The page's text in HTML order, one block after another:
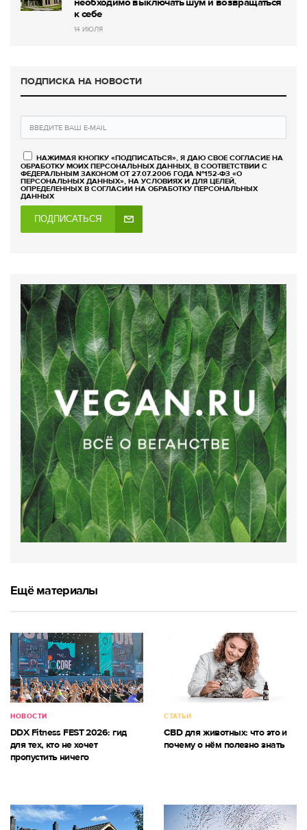
к себе
14 ИЮЛЯ
ПОДПИСКА НА НОВОСТИ
НАЖИМАЯ КНОПКУ «ПОДПИСАТЬСЯ», Я ДАЮ СВОЕ СОГЛАСИЕ НА
ОБРАБОТКУ МОИХ ПЕРСОНАЛЬНЫХ ДАННЫХ, В СООТВЕТСТВИИ С
ФЕДЕРАЛЬНЫМ ЗАКОНОМ ОТ 27.07.2006 ГОДА №152-ФЗ «О
ПЕРСОНАЛЬНЫХ ДАННЫХ», НА УСЛОВИЯХ И ДЛЯ ЦЕЛЕЙ,
ОПРЕДЕЛЕННЫХ В СОГЛАСИИ НА ОБРАБОТКУ ПЕРСОНАЛЬНЫХ
ДАННЫХ
ПОДПИСАТЬСЯ
Ещё материалы
НОВОСТИ
DDX Fitness FEST 2026: гид
для тех, кто не хочет
пропустить ничего
СТАТЬИ
CBD для животных: что это и
почему о нём полезно знать